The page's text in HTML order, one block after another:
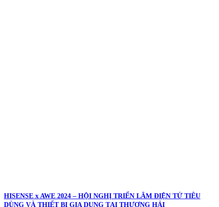
HISENSE x AWE 2024 – HỘI NGHỊ TRIỂN LÃM ĐIỆN TỬ TIÊU
DÙNG VÀ THIẾT BỊ GIA DỤNG TẠI THƯỢNG HẢI